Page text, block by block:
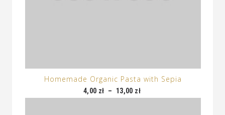
Homemade Organic Pasta with Sepia
4,00 zł – 13,00 zł